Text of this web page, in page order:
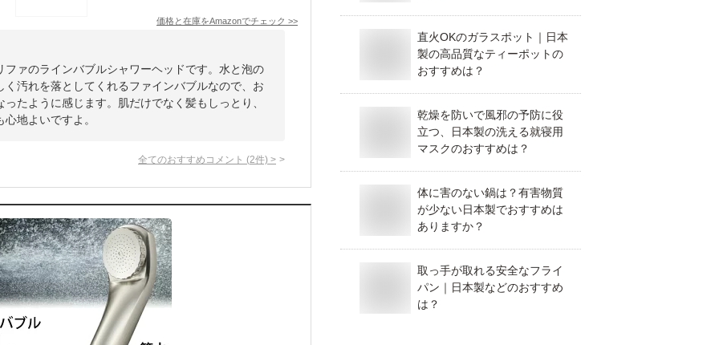
価格と在庫をAmazonでチェック >>
ァのラインバブルシャワーヘッドです。水と泡の
汚れを落としてくれるファインバブルなので、お
たように感じます。肌だけでなく髪もしっとり、
地よいですよ。
全てのおすすめコメント (2件) >
直火OKのガラスポット｜日本
製の高品質なティーポットの
おすすめは？
乾燥を防いで風邪の予防に役
立つ、日本製の洗える就寝用
マスクのおすすめは？
体に害のない鍋は？有害物質
が少ない日本製でおすすめは
ありますか？
取っ手が取れる安全なフライ
パン｜日本製などのおすすめ
は？